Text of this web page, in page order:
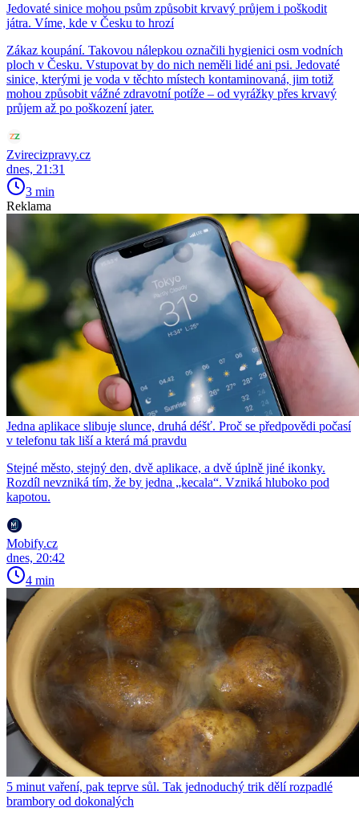
Jedovaté sinice mohou psům způsobit krvavý průjem i poškodit
játra. Víme, kde v Česku to hrozí
Zákaz koupání. Takovou nálepkou označili hygienici osm vodních
ploch v Česku. Vstupovat by do nich neměli lidé ani psi. Jedovaté
sinice, kterými je voda v těchto místech kontaminovaná, jim totiž
mohou způsobit vážné zdravotní potíže – od vyrážky přes krvavý
průjem až po poškození jater.
Zvirecizpravy.cz
dnes, 21:31
3 min
Reklama
Jedna aplikace slibuje slunce, druhá déšť. Proč se předpovědi počasí
v telefonu tak liší a která má pravdu
Stejné město, stejný den, dvě aplikace, a dvě úplně jiné ikonky.
Rozdíl nevzniká tím, že by jedna „kecala“. Vzniká hluboko pod
kapotou.
Mobify.cz
dnes, 20:42
4 min
5 minut vaření, pak teprve sůl. Tak jednoduchý trik dělí rozpadlé
brambory od dokonalých